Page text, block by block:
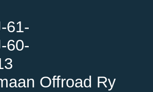
61-
60-
Offroad Ry